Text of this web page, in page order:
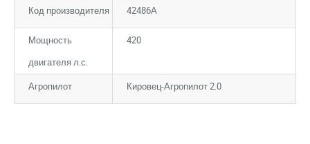
Код производителя 42486А
Мощность
двигателя л.с.
420
Агропилот Кировец-Агропилот 2.0